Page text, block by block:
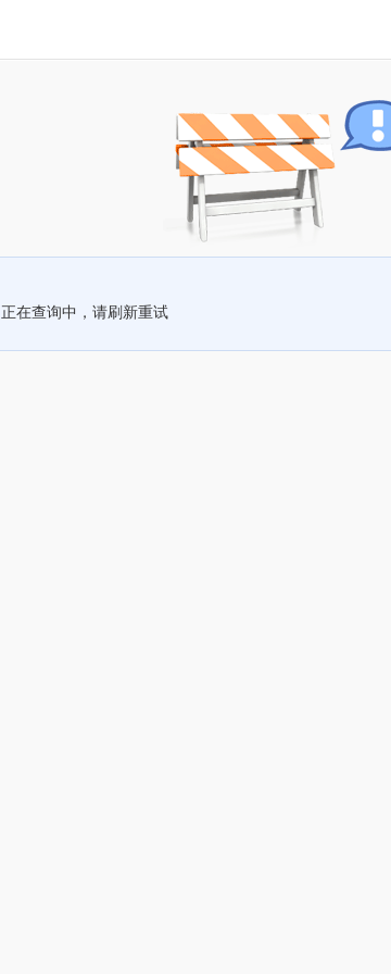
正在查询中，请刷新重试